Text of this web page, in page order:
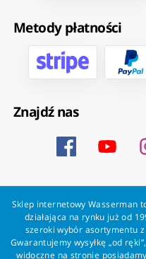
Metody płatności
Znajdź nas
Sklep internetowy Wasserman
działająca na rynku już od
szeroki wybór asortymentu
Gwarantujemy wysyłkę „od
widoczne na stronie